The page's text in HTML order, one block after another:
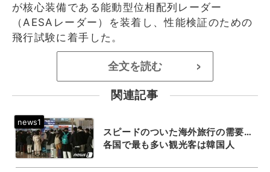
が核心装備である能動型位相配列レーダー
（AESAレーダー）を装着し、性能検証のための
飛行試験に着手した。
全文を読む >
関連記事
スピードのついた海外旅行の需要…
各国で最も多い観光客は韓国人